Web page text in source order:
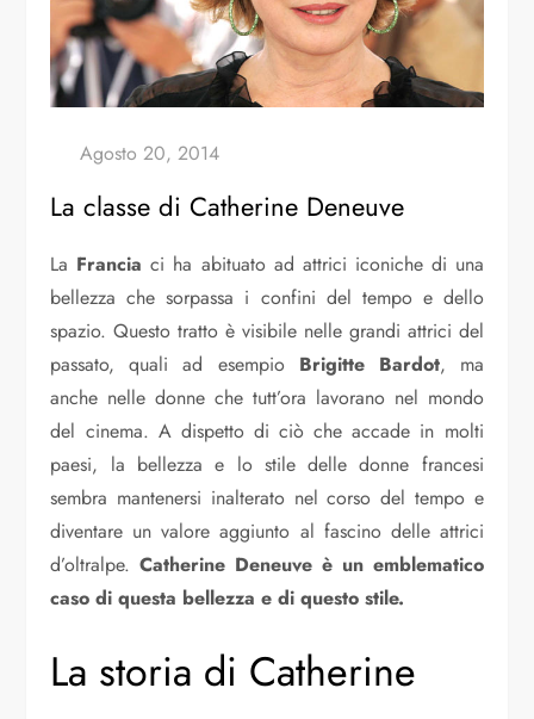
La classe di Catherine Deneuve
La Francia ci ha abituato ad attrici iconiche di una
bellezza che sorpassa i confini del tempo e dello
spazio. Questo tratto è visibile nelle grandi attrici del
passato, quali ad esempio Brigitte Bardot, ma
anche nelle donne che tutt’ora lavorano nel mondo
del cinema. A dispetto di ciò che accade in molti
paesi, la bellezza e lo stile delle donne francesi
sembra mantenersi inalterato nel corso del tempo e
diventare un valore aggiunto al fascino delle attrici
d’oltralpe.Catherine Deneuve è un emblematico
caso di questa bellezza e di questo stile.
La storia di Catherine